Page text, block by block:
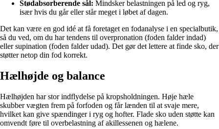
Stødabsorberende sål: Mindsker belastningen på led og ryg,
især hvis du går eller står meget i løbet af dagen.
Det kan være en god idé at få foretaget en fodanalyse i en specialbutik,
så du ved, om du har tendens til overpronation (foden falder indad)
eller supination (foden falder udad). Det gør det lettere at finde sko, der
støtter netop din fod korrekt.
Hælhøjde og balance
Hælhøjden har stor indflydelse på kropsholdningen. Høje hæle
skubber vægten frem på forfoden og får lænden til at svaje mere,
hvilket kan give spændinger i ryg og hofter. Flade sko uden støtte kan
omvendt føre til overbelastning af akillessenen og hælene.